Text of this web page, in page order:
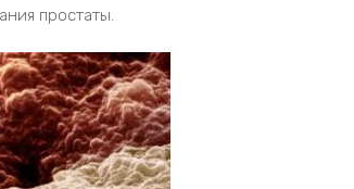
простаты.